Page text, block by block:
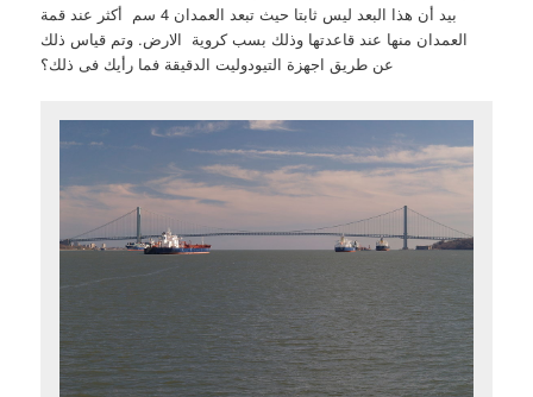
بيد أن هذا البعد ليس ثابتا حيث تبعد العمدان 4 سم أكثر عند قمة
العمدان منها عند قاعدتها وذلك بسب كروية الارض. وتم قياس ذلك
عن طريق اجهزة التيودوليت الدقيقة فما رأيك فى ذلك؟